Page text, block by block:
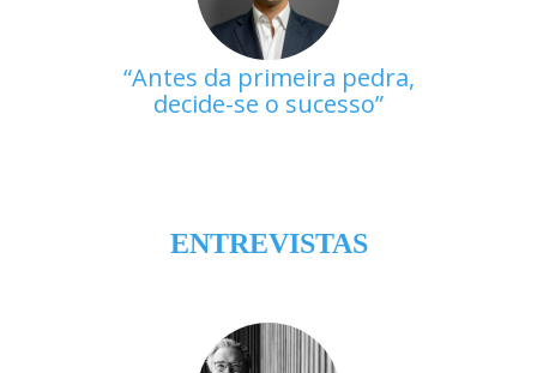
Antes da primeira pedra,
decide-se o sucesso
ENTREVISTAS